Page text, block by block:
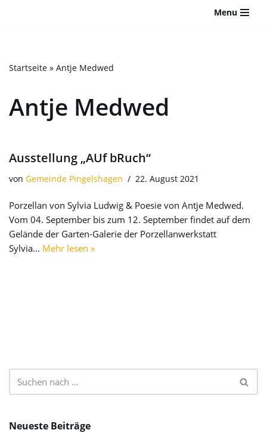
Website
Barrierefreiheitssystem.
Menu
Startseite » Antje Medwed
Antje Medwed
Ausstellung „AUf bRuch“
von Gemeinde Pingelshagen 22. August 2021
Porzellan von Sylvia Ludwig & Poesie von Antje Medwed.
Vom 04. September bis zum 12. September findet auf dem
Gelände der Garten-Galerie der Porzellanwerkstatt
Sylvia… Mehr lesen »
Neueste Beiträge